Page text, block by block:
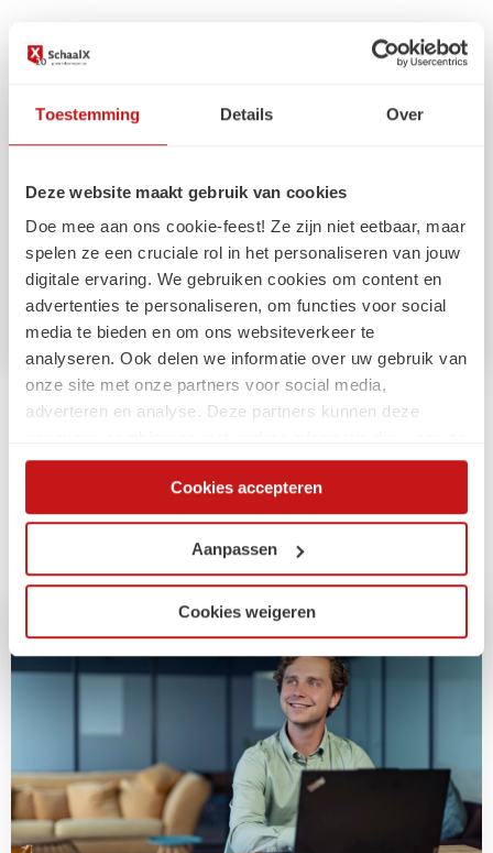
Toestemming Details Over
Deze website maakt gebruik van cookies
Doe mee aan ons cookie-feest! Ze zijn niet eetbaar, maar
spelen ze een cruciale rol in het personaliseren van jouw
digitale ervaring. We gebruiken cookies om content en
advertenties te personaliseren, om functies voor social
media te bieden en om ons websiteverkeer te
analyseren. Ook delen we informatie over uw gebruik van
onze site met onze partners voor social media,
adverteren en analyse. Deze partners kunnen deze
heeft verstrekt of die ze hebben verzameld op basis van
uw gebruik van hun services. Via de cookieverklaring op
onze website kunt u uw toestemming op elk moment
Cookies accepteren
Aanpassen
Cookies weigeren
Arbeidsmarkt
Compliance externe inhuur:
Gelijkwaardig belonen
Update 2 - Gelijkwaardig belonen